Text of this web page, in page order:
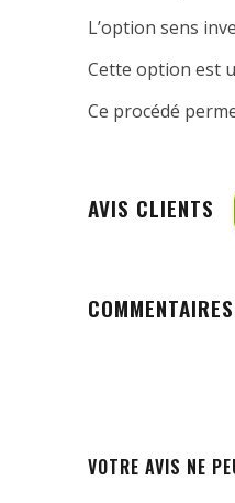
L’option sens
Cette option est
Ce procédé
AVIS CLIENTS
VOTRE AVIS NE